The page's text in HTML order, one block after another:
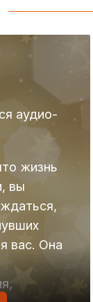
аудио-
жизнь
вы
вас. Она